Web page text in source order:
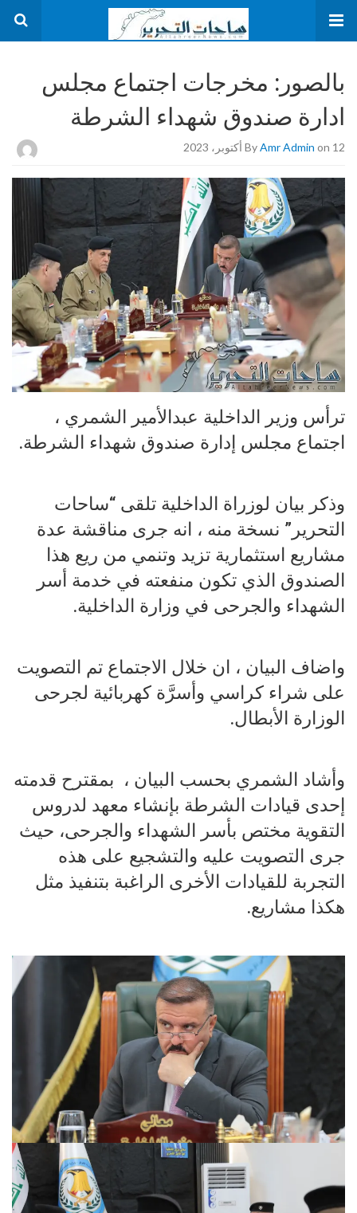
بالصور: مخرجات اجتماع مجلس
ادارة صندوق شهداء الشرطة
ByAmr Admin on 12 أكتوبر، 2023
ترأس وزير الداخلية عبدالأمير الشمري ،
اجتماع مجلس إدارة صندوق شهداء الشرطة.
وذكر بيان لوزراة الداخلية تلقى “ساحات
التحرير” نسخة منه ، انه جرى مناقشة عدة
مشاريع استثمارية تزيد وتنمي من ريع هذا
الصندوق الذي تكون منفعته في خدمة أسر
الشهداء والجرحى في وزارة الداخلية.
واضاف البيان ، ان خلال الاجتماع تم التصويت
على شراء كراسي وأسرَّة كهربائية لجرحى
الوزارة الأبطال.
وأشاد الشمري بحسب البيان ، بمقترح قدمته
إحدى قيادات الشرطة بإنشاء معهد لدروس
التقوية مختص بأسر الشهداء والجرحى، حيث
جرى التصويت عليه والتشجيع على هذه
التجربة للقيادات الأخرى الراغبة بتنفيذ مثل
هكذا مشاريع.